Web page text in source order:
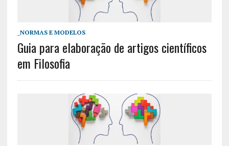
_NORMAS E MODELOS
Guia para elaboração de artigos científicos
em Filosofia